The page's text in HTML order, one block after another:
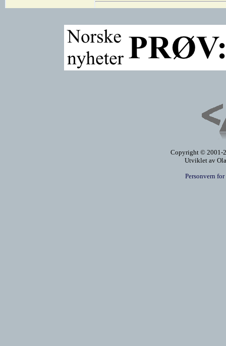
Copyright © 2001-
Utviklet av
Personvern